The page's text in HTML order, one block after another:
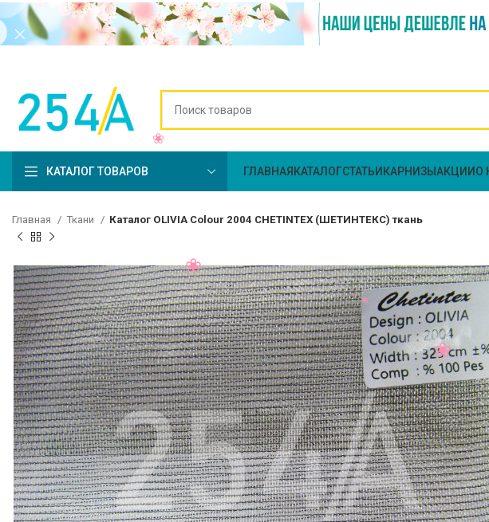
КАТАЛОГ ТОВАРОВ ГЛАВНАЯ КАТАЛОГСТАТЬИ КАРНИЗЫ АКЦИИ О
Главная Ткани Каталог OLIVIA Colour 2004 CHETINTEX (ШЕТИНТЕКС) ткань